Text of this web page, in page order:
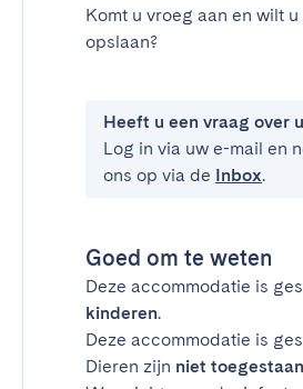
Komt u vroeg aan en wilt
opslaan?
Heeft u een vraag over
Log in via uw e-mail en
ons op via de Inbox.
Goed om te weten
Deze accommodatie is
kinderen.
Deze accommodatie is
Dieren zijn niet toegestaan